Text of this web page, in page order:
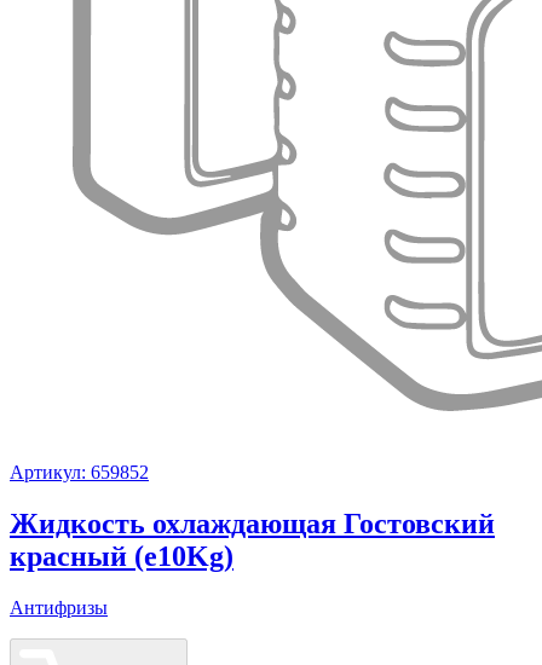
Артикул: 659852
Жидкость охлаждающая Гостовский
красный (e10Kg)
Антифризы